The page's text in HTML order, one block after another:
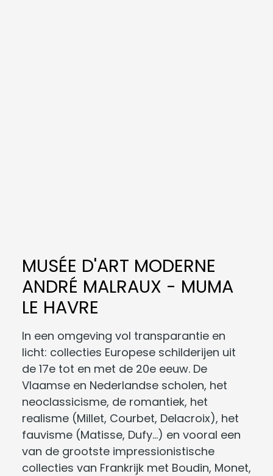
MUSÉE D'ART MODERNE
ANDRÉ MALRAUX - MUMA
LE HAVRE
In een omgeving vol transparantie en
licht: collecties Europese schilderijen uit
de 17e tot en met de 20e eeuw. De
Vlaamse en Nederlandse scholen, het
neoclassicisme, de romantiek, het
realisme (Millet, Courbet, Delacroix), het
fauvisme (Matisse, Dufy...) en vooral een
van de grootste impressionistische
collecties van Frankrijk met Boudin, Monet,